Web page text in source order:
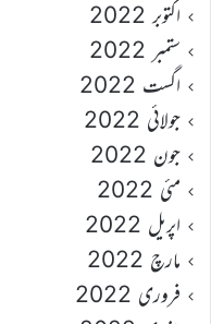
اکتوبر 2022
ستمبر 2022
اگست 2022
جولائی 2022
جون 2022
مئی 2022
اپریل 2022
مارچ 2022
فروری 2022